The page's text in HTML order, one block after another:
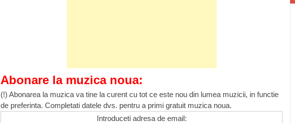
Abonare la muzica noua:
(!) Abonarea la muzica va tine la curent cu tot ce este nou din lumea muzicii, in functie
de preferinta. Completati datele dvs. pentru a primi gratuit muzica noua.
Introduceti adresa de email: